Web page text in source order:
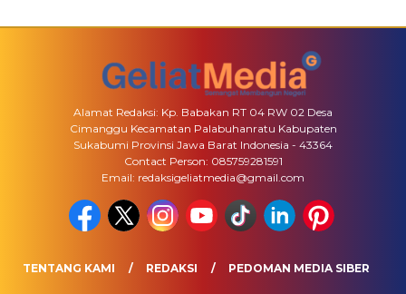
Alamat Redaksi: Kp. Babakan RT 04 RW 02 Desa
Cimanggu Kecamatan Palabuhanratu Kabupaten
Sukabumi Provinsi Jawa Barat Indonesia - 43364
Contact Person: 085759281591
Email: redaksigeliatmedia@gmail.com
TENTANG KAMI REDAKSI PEDOMAN MEDIA SIBER